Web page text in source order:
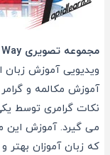
مجموعه تصویری
آموزش مکالمه و
نکات گرامری توسط
می گیرد. آموزش این
که زبان آموزان